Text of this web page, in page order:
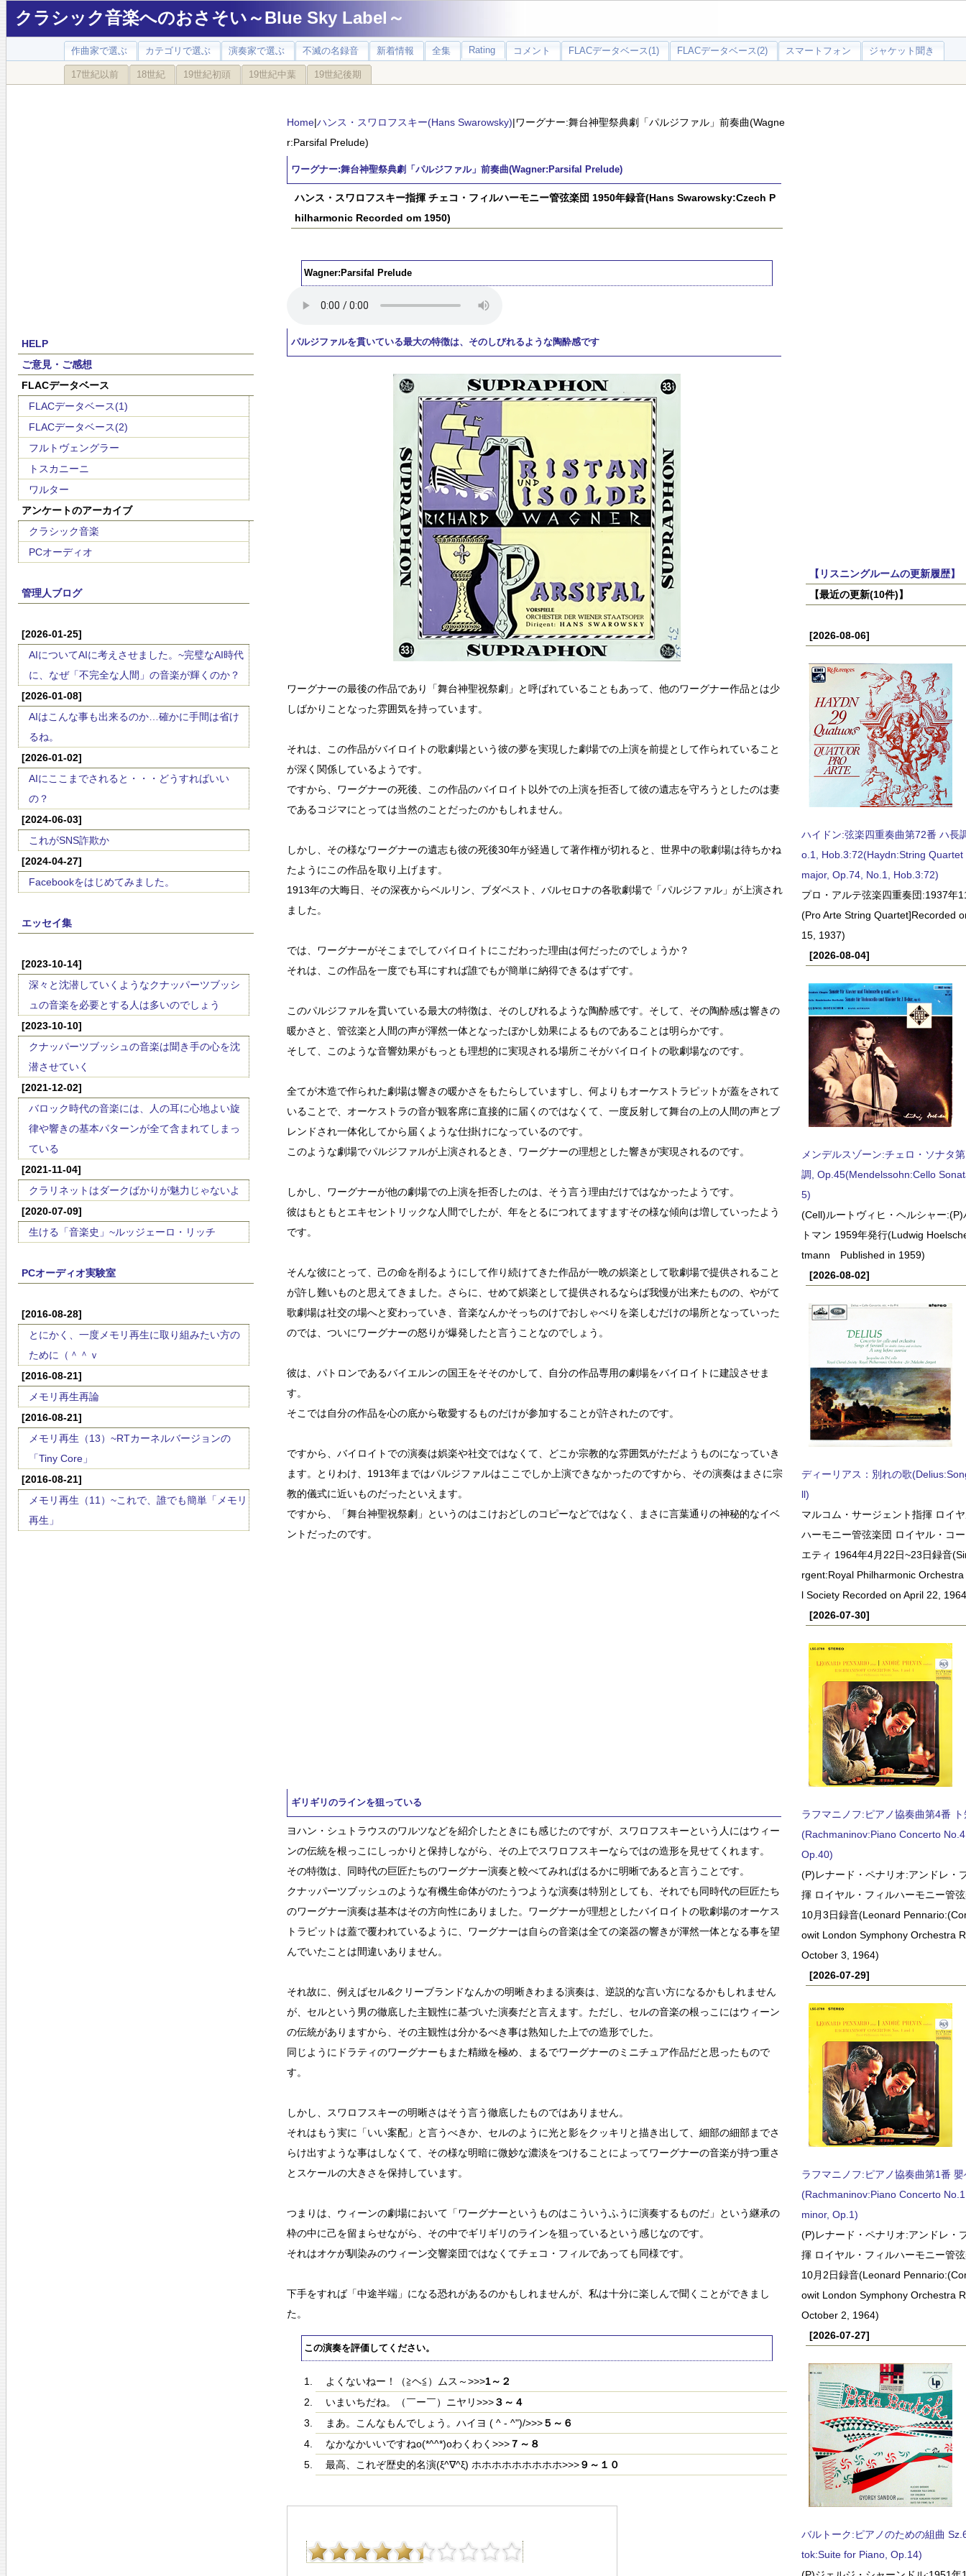
クラシック音楽へのおさそい～Blue Sky Label～
作曲家で選ぶ カテゴリで選ぶ 演奏家で選ぶ 不滅の名録音 新着情報 全集 Rating コメント FLACデータベース(1) FLACデータベース(2) スマートフォン ジャケット聞き
17世紀以前 18世紀 19世紀初頭 19世紀中葉 19世紀後期
HELP
ご意見・ご感想
FLACデータベース
FLACデータベース(1)
FLACデータベース(2)
フルトヴェングラー
トスカニーニ
ワルター
アンケートのアーカイブ
クラシック音楽
PCオーディオ
管理人ブログ
[2026-01-25]
AIについてAIに考えさせました。~完璧なAI時代
に、なぜ「不完全な人間」の音楽が輝くのか？
[2026-01-08]
AIはこんな事も出来るのか…確かに手間は省け
るね。
[2026-01-02]
AIにここまでされると・・・どうすればいい
の？
[2024-06-03]
これがSNS詐欺か
[2024-04-27]
Facebookをはじめてみました。
エッセイ集
[2023-10-14]
深々と沈潜していくようなクナッパーツブッシ
ュの音楽を必要とする人は多いのでしょう
[2023-10-10]
クナッパーツブッシュの音楽は聞き手の心を沈
潜させていく
[2021-12-02]
バロック時代の音楽には、人の耳に心地よい旋
律や響きの基本パターンが全て含まれてしまっ
ている
[2021-11-04]
クラリネットはダークばかりが魅力じゃないよ
[2020-07-09]
生ける「音楽史」~ルッジェーロ・リッチ
PCオーディオ実験室
[2016-08-28]
とにかく、一度メモリ再生に取り組みたい方の
ために（＾＾ｖ
[2016-08-21]
メモリ再生再論
[2016-08-21]
メモリ再生（13）~RTカーネルバージョンの
「Tiny Core」
[2016-08-21]
メモリ再生（11）~これで、誰でも簡単「メモリ
再生」
Home|ハンス・スワロフスキー(Hans Swarowsky)|ワーグナー:舞台神聖祭典劇「パルジファル」前奏曲(Wagne
r:Parsifal Prelude)
ワーグナー:舞台神聖祭典劇「パルジファル」前奏曲(Wagner:Parsifal Prelude)
ハンス・スワロフスキー指揮 チェコ・フィルハーモニー管弦楽団 1950年録音(Hans Swarowsky:Czech P
hilharmonic Recorded om 1950)
Wagner:Parsifal Prelude
パルジファルを貫いている最大の特徴は、そのしびれるような陶酔感です
ワーグナーの最後の作品であり「舞台神聖祝祭劇」と呼ばれていることもあって、他のワーグナー作品とは少
しばかりことなった雰囲気を持っています。
それは、この作品がバイロイトの歌劇場という彼の夢を実現した劇場での上演を前提として作られていること
が深く関係しているようです。
ですから、ワーグナーの死後、この作品のバイロイト以外での上演を拒否して彼の遺志を守ろうとしたのは妻
であるコジマにとっては当然のことだったのかもしれません。
しかし、その様なワーグナーの遺志も彼の死後30年が経過して著作権が切れると、世界中の歌劇場は待ちかね
たようにこの作品を取り上げます。
1913年の大晦日、その深夜からベルリン、ブダペスト、バルセロナの各歌劇場で「パルジファル」が上演され
ました。
では、ワーグナーがそこまでしてバイロイトにこだわった理由は何だったのでしょうか？
それは、この作品を一度でも耳にすれば誰でもが簡単に納得できるはずです。
このパルジファルを貫いている最大の特徴は、そのしびれるような陶酔感です。そして、その陶酔感は響きの
暖かさと、管弦楽と人間の声が渾然一体となったぼかし効果によるものであることは明らかです。
そして、このような音響効果がもっとも理想的に実現される場所こそがバイロイトの歌劇場なのです。
全てが木造で作られた劇場は響きの暖かさをもたらしていますし、何よりもオーケストラピットが蓋をされて
いることで、オーケストラの音が観客席に直接的に届くのではなくて、一度反射して舞台の上の人間の声とブ
レンドされ一体化してから届くような仕掛けになっているのです。
このような劇場でパルジファルが上演されるとき、ワーグナーの理想とした響きが実現されるのです。
しかし、ワーグナーが他の劇場での上演を拒否したのは、そう言う理由だけではなかったようです。
彼はもともとエキセントリックな人間でしたが、年をとるにつれてますますその様な傾向は増していったよう
です。
そんな彼にとって、己の命を削るようにして作り続けてきた作品が一晩の娯楽として歌劇場で提供されること
が許し難いものと思えてきました。さらに、せめて娯楽として提供されるならば我慢が出来たものの、やがて
歌劇場は社交の場へと変わっていき、音楽なんかそっちのけでおしゃべりを楽しむだけの場所となっていった
のでは、ついにワーグナーの怒りが爆発したと言うことなのでしょう。
彼は、パトロンであるバイエルンの国王をそそのかして、自分の作品専用の劇場をバイロイトに建設させま
す。
そこでは自分の作品を心の底から敬愛するものだけが参加することが許されたのです。
ですから、バイロイトでの演奏は娯楽や社交ではなくて、どこか宗教的な雰囲気がただようものになっていき
ます。とりわけ、1913年まではパルジファルはここでしか上演できなかったのですから、その演奏はまさに宗
教的儀式に近いものだったといえます。
ですから、「舞台神聖祝祭劇」というのはこけおどしのコピーなどではなく、まさに言葉通りの神秘的なイベ
ントだったのです。
ギリギリのラインを狙っている
ヨハン・シュトラウスのワルツなどを紹介したときにも感じたのですが、スワロフスキーという人にはウィー
ンの伝統を根っこにしっかりと保持しながら、その上でスワロフスキーならではの造形を見せてくれます。
その特徴は、同時代の巨匠たちのワーグナー演奏と較べてみればはるかに明晰であると言うことです。
クナッパーツブッシュのような有機生命体がのたうつような演奏は特別としても、それでも同時代の巨匠たち
のワーグナー演奏は基本はその方向性にありました。ワーグナーが理想としたバイロイトの歌劇場のオーケス
トラピットは蓋で覆われているように、ワーグナーは自らの音楽は全ての楽器の響きが渾然一体となる事を望
んでいたことは間違いありません。
それ故に、例えばセル&クリーブランドなんかの明晰きわまる演奏は、逆説的な言い方になるかもしれません
が、セルという男の徹底した主観性に基づいた演奏だと言えます。ただし、セルの音楽の根っこにはウィーン
の伝統がありますから、その主観性は分かるべき事は熟知した上での造形でした。
同じようにドラティのワーグナーもまた精緻を極め、まるでワーグナーのミニチュア作品だと思ったもので
す。
しかし、スワロフスキーの明晰さはそう言う徹底したものではありません。
それはもう実に「いい案配」と言うべきか、セルのように光と影をクッキリと描き出して、細部の細部までさ
らけ出すような事はしなくて、その様な明暗に微妙な濃淡をつけることによってワーグナーの音楽が持つ重さ
とスケールの大きさを保持しています。
つまりは、ウィーンの劇場において「ワーグナーというものはこういうふうに演奏するものだ」という継承の
枠の中に己を留まらせながら、その中でギリギリのラインを狙っているという感じなのです。
それはオケが馴染みのウィーン交響楽団ではなくてチェコ・フィルであっても同様です。
下手をすれば「中途半端」になる恐れがあるのかもしれませんが、私は十分に楽しんで聞くことができまし
た。
この演奏を評価してください。
よくないねー！（≧ヘ≦）ムス～>>>1～２
いまいちだね。（￣ー￣）ニヤリ>>>３～４
まあ。こんなもんでしょう。ハイヨ ( ^ - ^")/>>>５～６
なかなかいいですねo(*^^*)oわくわく>>>７～８
最高、これぞ歴史的名演(ξ^∇^ξ) ホホホホホホホホホ>>>９～１０
【リスニングルームの更新履歴】
【最近の更新(10件)】
[2026-08-06]
ハイドン:弦楽四重奏曲第72番 ハ長
o.1, Hob.3:72(Haydn:String Quartet
major, Op.74, No.1, Hob.3:72)
プロ・アルテ弦楽四重奏団:1937年
(Pro Arte String Quartet]Recorded
15, 1937)
[2026-08-04]
メンデルスゾーン:チェロ・ソナタ
調, Op.45(Mendelssohn:Cello
5)
(Cell)ルートヴィヒ・ヘルシャー
トマン 1959年発行(Ludwig
tmann Published in 1959)
[2026-08-02]
ディーリアス：別れの歌
ll)
マルコム・サージェント指揮 ロイ
ハーモニー管弦楽団 ロイヤル・コ
エティ 1964年4月22日~23日録音
rgent:Royal Philharmonic
l Society Recorded on April 22,
[2026-07-30]
ラフマニノフ:ピアノ協奏曲第4番
(Rachmaninov:Piano Concerto
Op.40)
(P)レナード・ペナリオ:アンドレ・
揮 ロイヤル・フィルハーモニー管
10月3日録音(Leonard
owit London Symphony Orchestra
October 3, 1964)
[2026-07-29]
ラフマニノフ:ピアノ協奏曲第1番
(Rachmaninov:Piano Concerto
minor, Op.1)
(P)レナード・ペナリオ:アンドレ・
揮 ロイヤル・フィルハーモニー管
10月2日録音(Leonard
owit London Symphony Orchestra
October 2, 1964)
[2026-07-27]
バルトーク:ピアノのための組曲
tok:Suite for Piano, Op.14)